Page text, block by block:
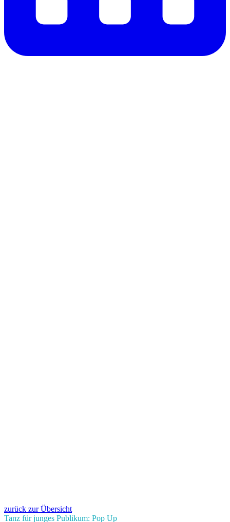
zurück zur Übersicht
Tanz für junges Publikum: Pop Up